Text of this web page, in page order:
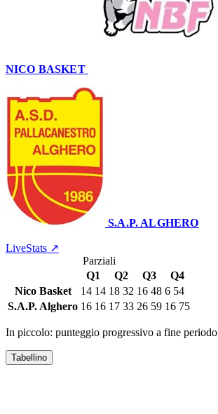
NICO BASKET
S.A.P. ALGHERO
LiveStats ↗
Parziali
Q1
Q2 Q3
Q4
Nico Basket
14 14 18 32 16 48 6 54
S.A.P. Alghero 16 16 17 33 26 59 16 75
In piccolo: punteggio progressivo a fine periodo
Tabellino